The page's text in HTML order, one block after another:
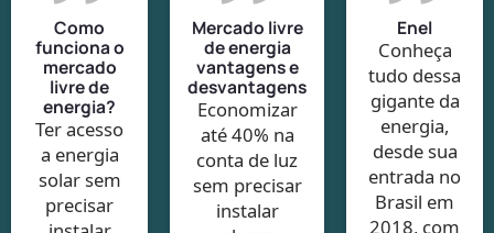
Como
funciona o
mercado
livre de
energia?
Ter acesso
a energia
solar sem
precisar
Mercado livre
de energia
vantagens e
desvantagens
Economizar
até 40% na
conta de luz
sem precisar
instalar
Enel
Conheça
tudo dessa
gigante da
energia,
desde sua
entrada no
Brasil em
2018, com